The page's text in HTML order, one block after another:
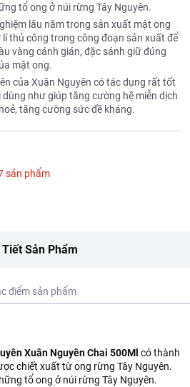
tổ ong ở núi rừng Tây Nguyên.
lâu năm trong sản xuất mật ong
thủ công trong công đoạn sản xuất để
vàng cánh gián, đặc sánh giữ đúng
mật ong.
của Xuân Nguyên có tác dụng rất tốt
như giúp tăng cường hệ miễn dịch
tăng cường sức đề kháng.
sản phẩm
Tiết Sản Phẩm
điểm sản phẩm
Xuân Nguyên Chai 500Ml có thành
chiết xuất từ ong rừng Tây Nguyên.
tổ ong ở núi rừng Tây Nguyên.